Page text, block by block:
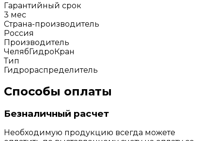
Гарантийный срок
3 мес
Страна-производитель
Россия
Производитель
ЧелябГидроКран
Тип
Гидрораспределитель
Способы оплаты
Безналичный расчет
Необходимую продукцию всегда можете